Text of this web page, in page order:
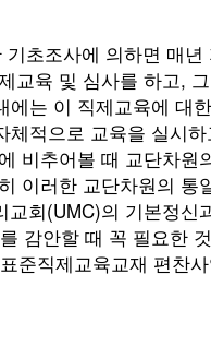
초조사에 의하면 매년
교육 및 심사를 하고,
는 이 직제교육에 대
적으로 교육을 실시
비추어볼 때 교단차원
이러한 교단차원의 통
회(UMC)의 기본정신
감안할 때 꼭 필요한
준직제교육교재 편찬